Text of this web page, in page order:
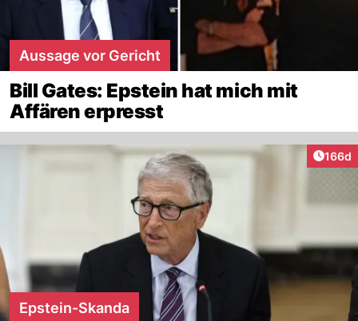
Aussage vor Gericht
Bill Gates: Epstein hat mich mit
Affären erpresst
166d
Epstein-Skanda